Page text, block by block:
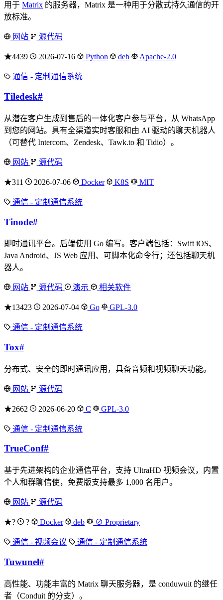
用于 Matrix 的服务器，Matrix 是一种用于分散式持久通信的开
放标准。
网站 源代码
★4439 2026-07-16 Python deb Apache-2.0
通信 - 定制通信系统
Tiledesk#
从潜在客户生成到售后的一体化客户参与平台，从 WhatsApp
到您的网站。具有全渠道实时客服和由 AI 驱动的聊天机器人
（可替代 Intercom、Zendesk、Tawk.to 和 Tidio）。
网站 源代码
★311 2026-07-06 Docker K8S MIT
通信 - 定制通信系统
Tinode#
即时通讯平台。后端使用 Go 编写。客户端包括：Swift iOS、
Java Android、JS Web 应用、可脚本化命令行；还包括聊天机
器人。
网站 源代码 演示 相关软件
★13423 2026-07-04 Go GPL-3.0
通信 - 定制通信系统
Tox#
分布式、安全的即时通讯应用，具备音频和视频聊天功能。
网站 源代码
★2662 2026-06-20 C GPL-3.0
通信 - 定制通信系统
TrueConf#
基于先进架构的企业通信平台，支持 UltraHD 视频会议，内置
个人和群聊信使，免费版支持最多 1,000 名用户。
网站 源代码
★? ? Docker deb ⊘ Proprietary
通信 - 视频会议 通信 - 定制通信系统
Tuwunel#
高性能、功能丰富的 Matrix 聊天服务器，是 conduwuit 的继任
者（Conduit 的分支）。